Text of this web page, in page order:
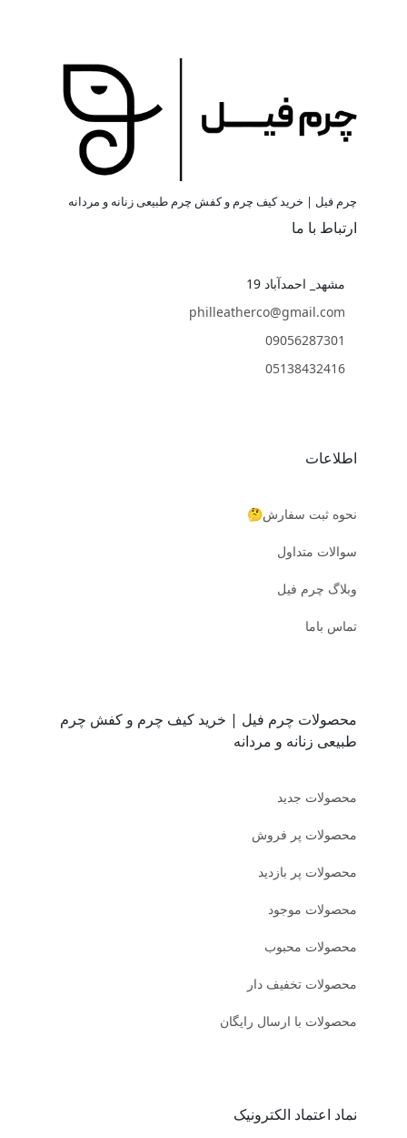
چرم فیل | خرید کیف چرم و کفش چرم طبیعی زنانه و مردانه
ارتباط با ما
مشهد_ احمدآباد 19
philleatherco@gmail.com
09056287301
05138432416
اطلاعات
نحوه ثبت سفارش🤔
سوالات متداول
وبلاگ چرم فیل
تماس باما
محصولات چرم فیل | خرید کیف چرم و کفش چرم
طبیعی زنانه و مردانه
محصولات جدید
محصولات پر فروش
محصولات پر بازدید
محصولات موجود
محصولات محبوب
محصولات تخفیف دار
محصولات با ارسال رایگان
نماد اعتماد الکترونیک